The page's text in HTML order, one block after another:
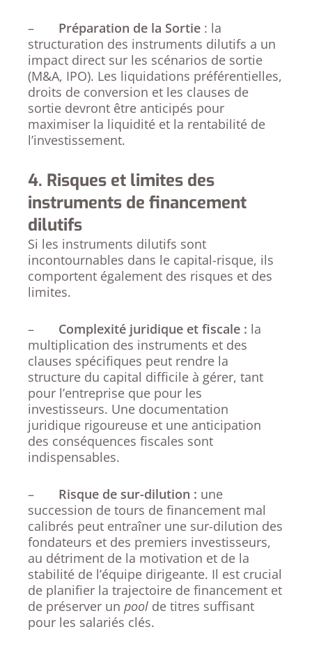
– Préparation de la Sortie : la
structuration des instruments dilutifs a un
impact direct sur les scénarios de sortie
(M&A, IPO). Les liquidations préférentielles,
droits de conversion et les clauses de
sortie devront être anticipés pour
maximiser la liquidité et la rentabilité de
l’investissement.
4. Risques et limites des
instruments de financement
dilutifs
Si les instruments dilutifs sont
incontournables dans le capital-risque, ils
comportent également des risques et des
limites.
– Complexité juridique et fiscale : la
multiplication des instruments et des
clauses spécifiques peut rendre la
structure du capital difficile à gérer, tant
pour l’entreprise que pour les
investisseurs. Une documentation
juridique rigoureuse et une anticipation
des conséquences fiscales sont
indispensables.
– Risque de sur-dilution : une
succession de tours de financement mal
calibrés peut entraîner une sur-dilution des
fondateurs et des premiers investisseurs,
au détriment de la motivation et de la
stabilité de l’équipe dirigeante. Il est crucial
de planifier la trajectoire de financement et
de préserver un pool de titres suffisant
pour les salariés clés.